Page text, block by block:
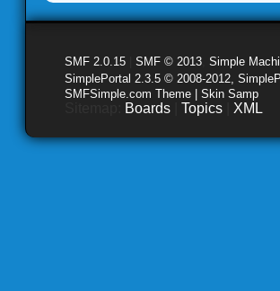
SMF 2.0.15 SMF © 2013 Simple
SimplePortal 2.3.5 © 2008-2012,
SMFSimple.com Theme | Skin Samp
Boards Topics XML